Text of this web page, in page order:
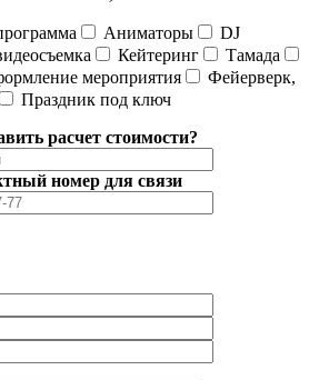
Аниматоры
DJ
Кейтеринг
Тамада
мероприятия
Фейерверк,
Праздник под ключ
расчет стоимости?
номер для связи